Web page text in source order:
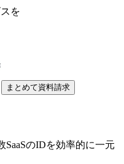
を
まとめて資料請求
のIDを効率的に一元